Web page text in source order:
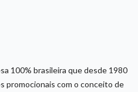
100% brasileira que desde 1980
promocionais com o conceito de